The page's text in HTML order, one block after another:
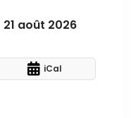
août 2026
iCal